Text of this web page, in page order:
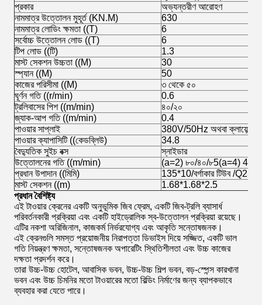
প্রকার
অভ্যন্তরীণ আরোহণ
নামমাত্র উত্তোলন মুহূর্ত (KN.M)
630
নামমাত্র লোডিং ক্ষমতা ((T)
6
সর্বোচ্চ উত্তোলন লোড ((T)
6
টিপ লোড ((টি)
1.3
মাস্ট সেকশন উচ্চতা ((M)
30
স্প্যান ((M)
50
কাজের পরিসীমা ((M)
৩ থেকে ৫০
ঘূর্ণন গতি ((r/min)
0.6
ট্রলিবাসের পিশ ((m/min)
৪০/২০
জ্যাক-আপ গতি ((m/min)
0.4
পাওয়ার সাপ্লাই
380V/50Hz অথবা ক্লায়েন্টের
পাওয়ার ক্যাপাসিটি ((কেডব্লিউ)
34.8
বৈদ্যুতিক সুইচ বক্স
স্নাইডার
উত্তোলনের গতি ((m/min)
(a=2) ৮০/৪০/৮5(a=4) 40/
প্রধান উপাদান ((মিমি)
135*10/বর্গাকার টিউব /
মাস্ট সেকশন ((m)
1.68*1.68*2.5
প্রধান বৈশিষ্ট্য
এই টাওয়ার ক্রেনের একটি অনুভূমিক জিব ফ্রেম, একটি জিব-ট্রলি ব্যাসার্ধ
পরিবর্তনকারী প্রক্রিয়া এবং একটি হাইড্রোলিক স্ব-উত্তোলন প্রক্রিয়া রয়েছে।
এটির নকশা অরিজিনাল, কাজকর্ম নির্ভরযোগ্য এবং আকৃতি সন্তোষজনক।
এই ক্রেনগুলি সমস্ত প্রয়োজনীয় নিরাপত্তা ডিভাইস দিয়ে সজ্জিত, একটি ভাল
গতি নিয়ন্ত্রণ ক্ষমতা, সন্তোষজনক অপারেটিং স্থিতিশীলতা এবং উচ্চ কাজের
দক্ষতা প্রদর্শন করে।
তারা উচ্চ-উচ্চ হোটেল, আবাসিক ভবন, উচ্চ-উচ্চ শিল্প ভবন, বড়-স্পেন্স কারখানা
ভবন এবং উচ্চ চিমনির মতো টাওয়ারের মতো বিল্ডিং নির্মাণের জন্য ব্যাপকভাবে
ব্যবহার করা যেতে পারে।